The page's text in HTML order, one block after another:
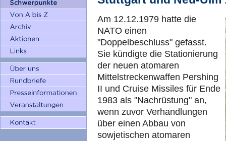
Am 12.12.1979 hatte die
NATO einen
"Doppelbeschluss" gefasst.
Sie kündigte die Stationierung
der neuen atomaren
Mittelstreckenwaffen Pershing
II und Cruise Missiles für Ende
1983 als "Nachrüstung" an,
wenn zuvor Verhandlungen
über einen Abbau von
sowjetischen atomaren